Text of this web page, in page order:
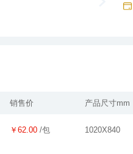
销售价 产品尺寸mm
￥62.00 /包 1020X840